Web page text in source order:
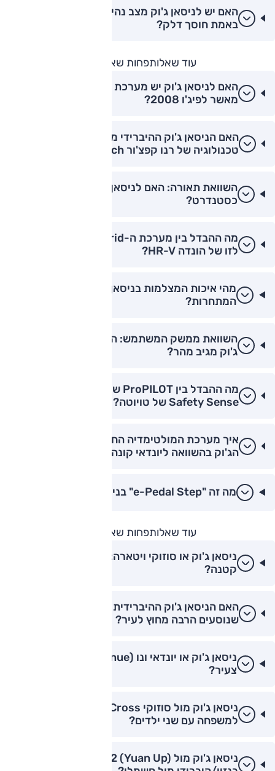
באמת חוסך דלק?
עוד שאלותפחות שאלות
האם לניסאן ג'וק יש מערכת מולטימדיה טובה יותר
מאשר לפיג'ו 2008?
האם הניסאן ג'וק ההיברידי משתמש באותה
טכנולוגיה של רנו קפצ'ור E-Tech?
כסטנדרט?
לזו של הונדה HR-V?
מהי איכות המצלמות בניסאן ג'וק לעומת
המתחרות?
השוואת ממשק המשתמש: האם המסך של ניסאן
ג'וק מגיב מהר?
מה ההבדל בין ProPILOT של ניסאן למערכת ה-
Safety Sense של טויוטה?
הג'וק בהשוואה ליונדאי קונה?
מה זה "e-Pedal Step" בניסאן ג'וק ההיברידית?
עוד שאלותפחות שאלות
ניסאן ג'וק או סוזוקי ויטארה: מה עדיף למשפחה
קטנה?
האם הניסאן ג'וק ההיברידית מתאימה לנהגים
שנוסעים הרבה מחוץ לעיר?
צעיר?
למשפחה עם שני ילדים?